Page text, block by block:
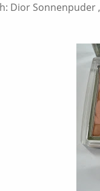
Dior Sonnenpuder